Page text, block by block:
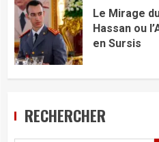
Le Mirage
Hassan ou
en Sursis
RECHERCHER